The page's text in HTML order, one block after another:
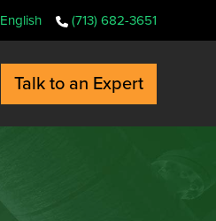
English (713) 682-3651
Talk to an Expert